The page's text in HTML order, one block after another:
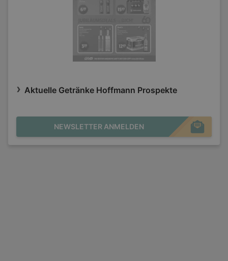
Aktuelle Getränke Hoffmann Prospekte
NEWSLETTER ANMELDEN